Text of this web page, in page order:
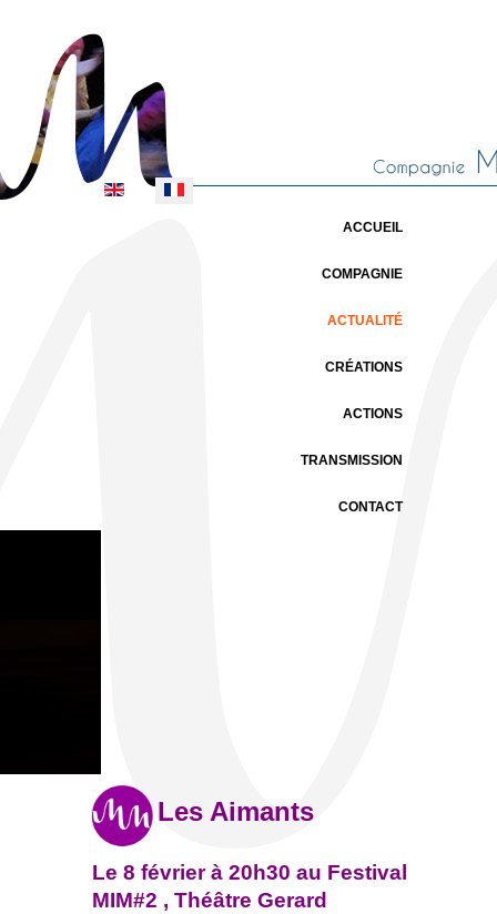
Sélectionnez votre langue
ACCUEIL
COMPAGNIE
ACTUALITÉ
CRÉATIONS
ACTIONS
TRANSMISSION
CONTACT
Les Aimants
Le 8 février à 20h30 au Festival
MIM#2 , Théâtre Gerard